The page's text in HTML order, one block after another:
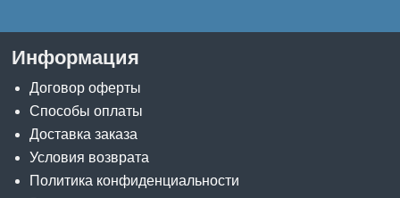
Информация
Договор оферты
Способы оплаты
Доставка заказа
Условия возврата
Политика конфиденциальности